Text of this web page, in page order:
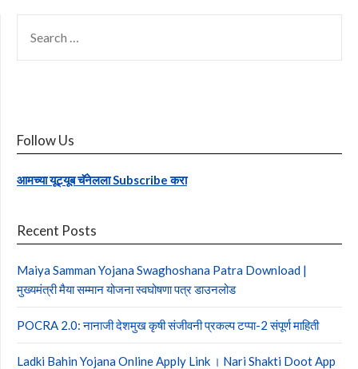
FOR:
Follow Us
आमच्या यूट्यूब चॅनेलला Subscribe करा
Recent Posts
Maiya Samman Yojana Swaghoshana Patra Download |
मुख्यमंत्री मैया सम्मान योजना स्वघोषणा पत्र डाउनलोड
POCRA 2.0: नानाजी देशमुख कृषी संजीवनी प्रकल्प टप्पा-2 संपूर्ण माहिती
Ladki Bahin Yojana Online Apply Link । Nari Shakti Doot App